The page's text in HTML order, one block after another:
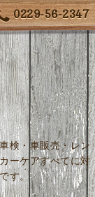
0229-56-2347
検・車販売・レン
ーケアすべてに対
す。